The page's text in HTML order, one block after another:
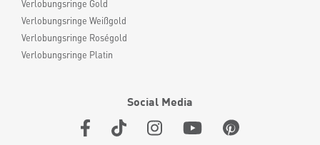
Verlobungsringe Gold
Verlobungsringe Weißgold
Verlobungsringe Roségold
Verlobungsringe Platin
Social Media